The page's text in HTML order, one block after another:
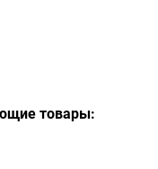
товары: